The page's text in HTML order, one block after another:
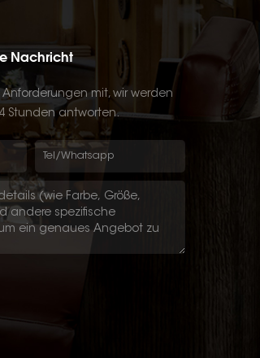
Nachricht
Anforderungen mit, wir werden
Stunden antworten.